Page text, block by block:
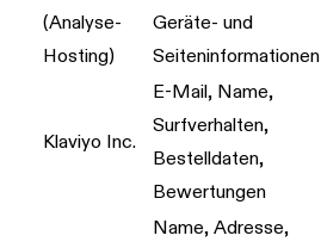
(Analyse-
Hosting)
Geräte- und
Seiteninformationen
Klaviyo Inc.
E-Mail, Name,
Surfverhalten,
Bestelldaten,
Bewertungen
Name, Adresse,